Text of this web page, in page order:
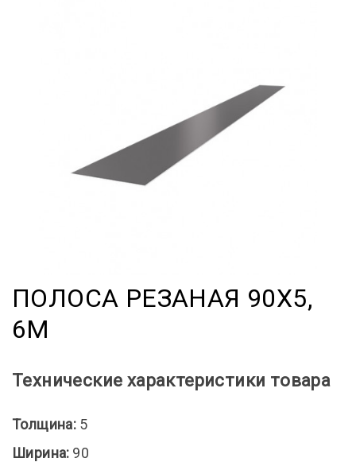
ПОЛОСА РЕЗАНАЯ 90Х5,
6М
Технические характеристики товара
Толщина: 5
Ширина: 90